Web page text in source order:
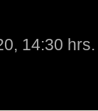
14:30 hrs.